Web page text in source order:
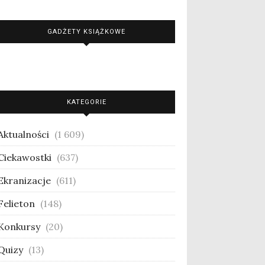
GADŻETY KSIĄŻKOWE
KATEGORIE
(1 609)
(637)
(611)
(148)
(20)
(13)